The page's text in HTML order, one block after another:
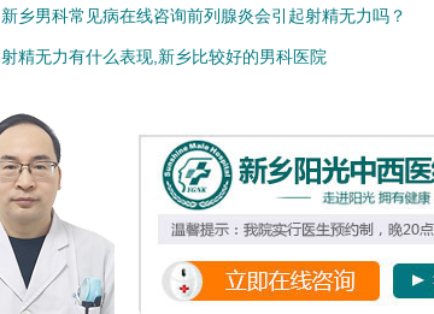
新乡男科常见病在线咨询前列腺炎会引起射精无力吗？
射精无力有什么表现,新乡比较好的男科医院